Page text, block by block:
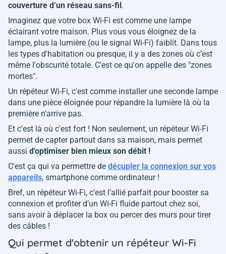
couverture d’un réseau sans-fil .
Imaginez que votre box Wi-Fi est comme une lampe
éclairant votre maison. Plus vous vous éloignez de la
lampe, plus la lumière (ou le signal Wi-Fi) faiblit. Dans tous
les types d'habitation ou presque, il y a des zones où c’est
même l'obscurité totale. C'est ce qu'on appelle des "zones
mortes".
Un répéteur Wi-Fi, c'est comme installer une seconde lampe
dans une pièce éloignée pour répandre la lumière là où la
première n’arrive pas.
Et c'est là où c'est fort ! Non seulement, un répéteur Wi-Fi
permet de capter partout dans sa maison, mais permet
aussi d'optimiser bien mieux son débit !
C'est ça qui va permettre de décupler la connexion sur vos
appareils, smartphone comme ordinateur !
Bref, un répéteur Wi-Fi, c’est l’allié parfait pour booster sa
connexion et profiter d’un Wi-Fi fluide partout chez soi,
sans avoir à déplacer la box ou percer des murs pour tirer
des câbles !
Qui permet d'obtenir un répéteur Wi-Fi